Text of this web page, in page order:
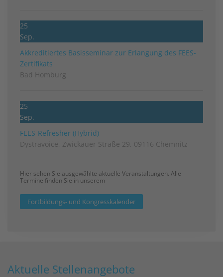
25
Sep.
Akkreditiertes Basisseminar zur Erlangung des FEES-
Zertifikats
Bad Homburg
25
Sep.
FEES-Refresher (Hybrid)
Dystravoice, Zwickauer Straße 29, 09116 Chemnitz
Hier sehen Sie ausgewählte aktuelle Veranstaltungen. Alle
Termine finden Sie in unserem
Fortbildungs- und Kongresskalender
Aktuelle Stellenangebote